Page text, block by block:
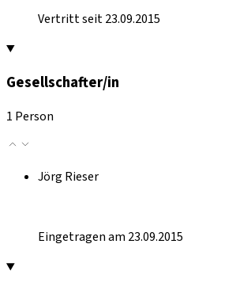
Vertritt seit 23.09.2015
Gesellschafter/in
1 Person
Jörg Rieser
Eingetragen am 23.09.2015